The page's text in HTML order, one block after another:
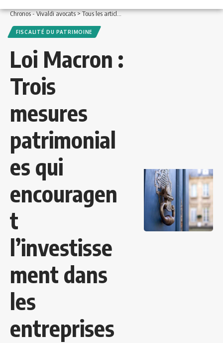
Chronos - Vivaldi avocats>Tous les articles >Finance et patrimoine>Fiscalité
FISCALITÉ DU PATRIMOINE
Loi Macron :
Trois
mesures
patrimonial
es qui
encouragen
t
l’investisse
ment dans
les
entreprises